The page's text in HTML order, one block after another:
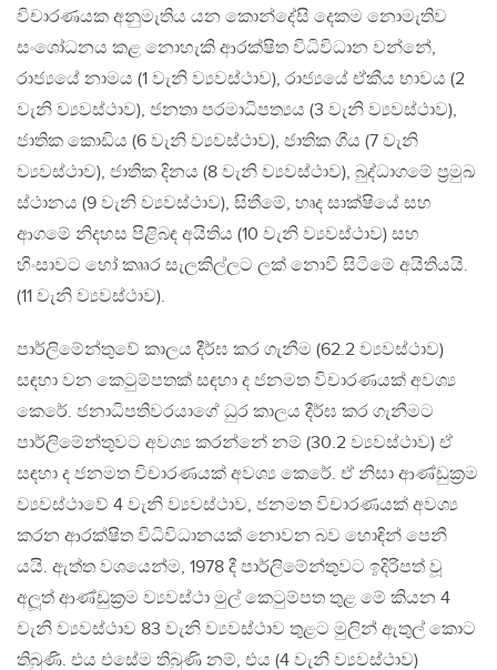
විචාරණයක අනුමැතිය යන කොන්දේසි දෙකම නොමැතිව
සංශෝධනය කළ නොහැකි ආරක්ෂිත විධිවිධාන වන්නේ,
රාජ්‍යයේ නාමය (1 වැනි ව්‍යවස්ථාව), රාජ්‍යයේ ඒකීය භාවය (2
වැනි ව්‍යවස්ථාව), ජනතා පරමාධිපත්‍යය (3 වැනි ව්‍යවස්ථාව),
ජාතික කොඩිය (6 වැනි ව්‍යවස්ථාව), ජාතික ගීය (7 වැනි
ව්‍යවස්ථාව), ජාතික දිනය (8 වැනි ව්‍යවස්ථාව), බුද්ධාගමේ ප‍්‍රමුඛ
ස්ථානය (9 වැනි ව්‍යවස්ථාව), සිතීමේ, හෘද සාක්ෂියේ සහ
ආගමේ නිදහස පිළිබඳ අයිතිය (10 වැනි ව්‍යවස්ථාව) සහ
හිංසාවට හෝ කෲර සැලකිල්ලට ලක් නොවී සිටීමේ අයිතියයි.
(11 වැනි ව්‍යවස්ථාව).
පාර්ලිමේන්තුවේ කාලය දීර්ඝ කර ගැනීම (62.2 ව්‍යවස්ථාව)
සඳහා වන කෙටුම්පතක් සඳහා ද ජනමත විචාරණයක් අවශ්‍ය
කෙරේ. ජනාධිපතිවරයාගේ ධුර කාලය දීර්ඝ කර ගැනීමට
පාර්ලිමේන්තුවට අවශ්‍ය කරන්නේ නම් (30.2 ව්‍යවස්ථාව) ඒ
සඳහා ද ජනමත විචාරණයක් අවශ්‍ය කෙරේ. ඒ නිසා ආණ්ඩුක‍්‍රම
ව්‍යවස්ථාවේ 4 වැනි ව්‍යවස්ථාව, ජනමත විචාරණයක් අවශ්‍ය
කරන ආරක්ෂිත විධිවිධානයක් නොවන බව හොඳින් පෙනී
යයි. ඇත්ත වශයෙන්ම, 1978 දී පාර්ලිමේන්තුවට ඉදිරිපත් වූ
අලූත් ආණ්ඩුක‍්‍රම ව්‍යවස්ථා මුල් කෙටුම්පත තුළ මේ කියන 4
වැනි ව්‍යවස්ථාව 83 වැනි ව්‍යවස්ථාව තුළට මුලින් ඇතුල් කොට
තිබුණි. එය එසේම තිබුණි නම්, එය (4 වැනි ව්‍යවස්ථාව)